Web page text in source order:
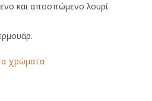
και αποσπώμενο λουρί
χρώματα